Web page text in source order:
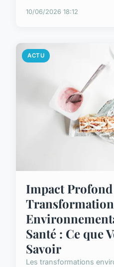
10/06/2026 18:12
ACTU
Impact Profond
Santé : Ce que
Savoir
Les transformations